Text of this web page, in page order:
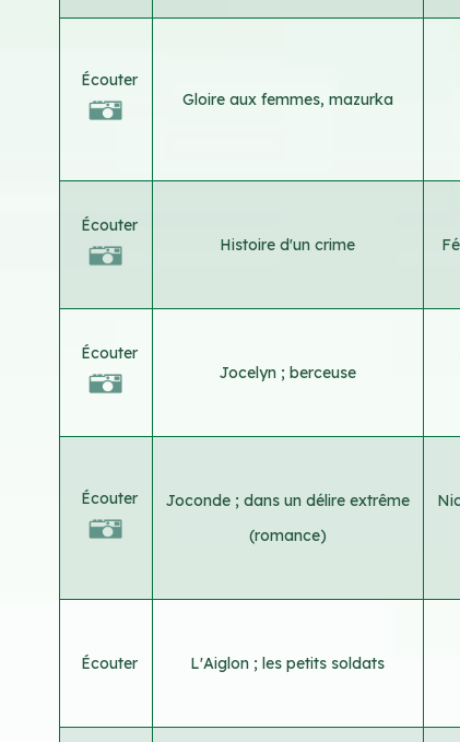
Écouter
Gloire aux femmes, mazurka
Écouter
Histoire d'un crime
Écouter
Jocelyn ; berceuse
Écouter
Joconde ; dans un délire extrême
(romance)
Écouter L'Aiglon ; les petits soldats